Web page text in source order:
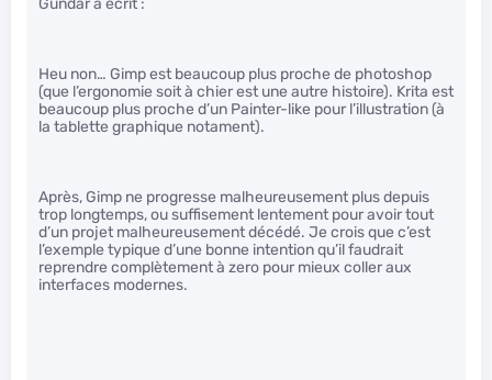
Gundar a écrit :
Heu non… Gimp est beaucoup plus proche de photoshop
(que l’ergonomie soit à chier est une autre histoire). Krita est
beaucoup plus proche d’un Painter-like pour l’illustration (à
la tablette graphique notament).
Après, Gimp ne progresse malheureusement plus depuis
trop longtemps, ou suffisement lentement pour avoir tout
d’un projet malheureusement décédé. Je crois que c’est
l’exemple typique d’une bonne intention qu’il faudrait
reprendre complètement à zero pour mieux coller aux
interfaces modernes.